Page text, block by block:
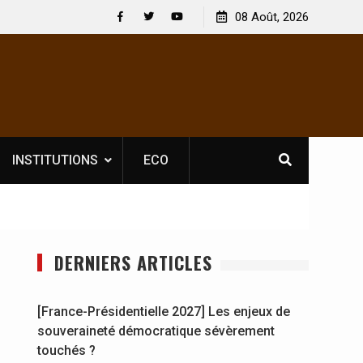
licence obligatoire pour les spectacles : En
l’opérateur culturel Soldat Jahboy se
[France-
souveraineté
08 Août, 2026
INSTITUTIONS ECO
DERNIERS ARTICLES
[France-Présidentielle 2027] Les enjeux de
souveraineté démocratique sévèrement
touchés ?